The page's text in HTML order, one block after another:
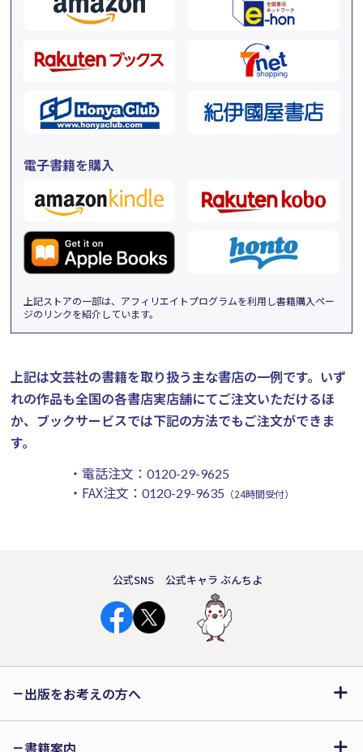
電子書籍を購入
上記ストアの一部は、アフィリエイトプログラムを利用し書籍購入ペー
ジのリンクを紹介しています。
上記は文芸社の書籍を取り扱う主な書店の一例です。 いず
れの作品も全国の各書店実店舗にてご注文いただけるほ
か、ブックサービスでは下記の方法でもご注文ができま
す。
・電話注文： 0120-29-9625
・FAX注文： 0120-29-9635 （24時間受付）
公式SNS 公式キャラ ぶんちよ
出版をお考えの方へ
書籍案内